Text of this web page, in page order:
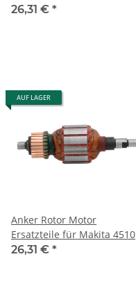
26,31 € *
AUF LAGER
Anker Rotor Motor
Ersatzteile für Makita 4510
26,31 € *